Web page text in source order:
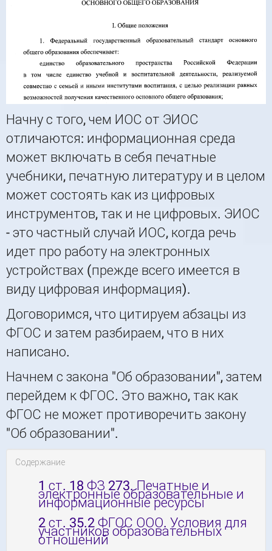
Начну с того, чем ИОС от ЭИОС
отличаются: информационная среда
может включать в себя печатные
учебники, печатную литературу и в целом
может состоять как из цифровых
инструментов, так и не цифровых. ЭИОС
- это частный случай ИОС, когда речь
идет про работу на электронных
устройствах (прежде всего имеется в
виду цифровая информация).
Договоримся, что цитируем абзацы из
ФГОС и затем разбираем, что в них
написано.
Начнем с закона "Об образовании", затем
перейдем к ФГОС. Это важно, так как
ФГОС не может противоречить закону
"Об образовании".
Содержание
1 ст. 18 ФЗ 273. Печатные и
электронные образовательные и
информационные ресурсы
2 ст. 35.2 ФГОС ООО. Условия для
участников образовательных
отношений